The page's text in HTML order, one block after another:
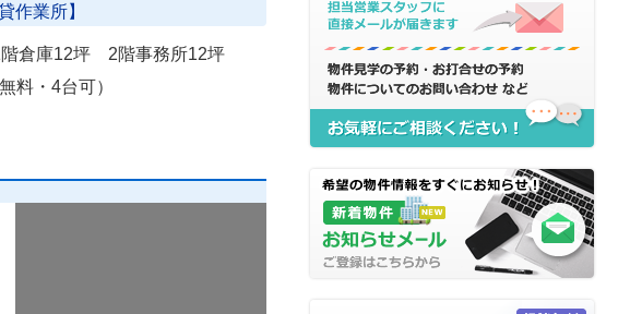
作業所】
倉庫12坪 2階事務所12坪
料・4台可）